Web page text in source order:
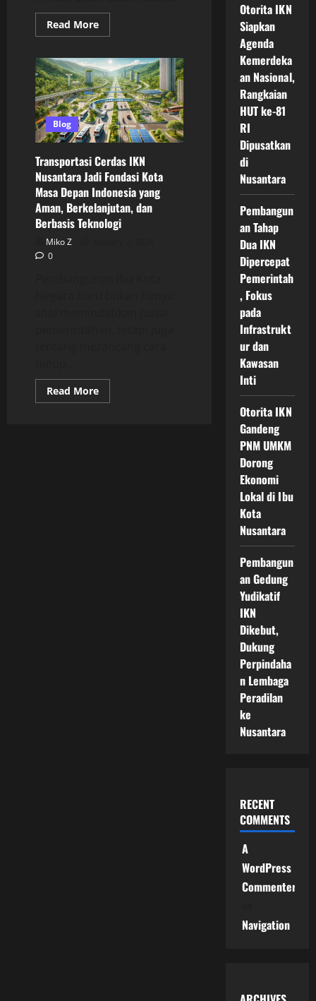
Read MoreRead
more
Transportasi
Cerdas
Di
IKN
Konsep
Mobilitas
Pintar
untuk
Kota
Depan
Indonesia
Blog
Transportasi Cerdas IKN
Nusantara Jadi Fondasi Kota
Masa Depan Indonesia yang
Aman, Berkelanjutan, dan
Berbasis Teknologi
Miko Z
0
Read MoreRead
more
Otorita IKN
Siapkan
Agenda
Kemerdeka
an Nasional,
Rangkaian
HUT ke-81
RI
Dipusatkan
di
Nusantara
Pembangun
an Tahap
Dua IKN
Dipercepat
Pemerintah
, Fokus
pada
Infrastrukt
ur dan
Kawasan
Inti
Otorita IKN
Gandeng
PNM UMKM
Dorong
Ekonomi
Lokal di Ibu
Kota
Nusantara
Pembangun
an Gedung
Yudikatif
IKN
Dikebut,
Dukung
Perpindaha
n Lembaga
Peradilan
ke
Nusantara
RECENT
COMMENTS
A
WordPress
Commenter
Navigation